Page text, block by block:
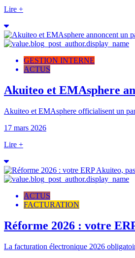
Lire +
GESTION INTERNE
ACTUS
Akuiteo et EMAsphere
Akuiteo et EMAsphere officialisent un
17 mars 2026
Lire +
ACTUS
FACTURATION
Réforme 2026 : votre
La facturation électronique 2026